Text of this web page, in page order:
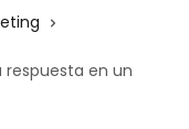
respuesta en un